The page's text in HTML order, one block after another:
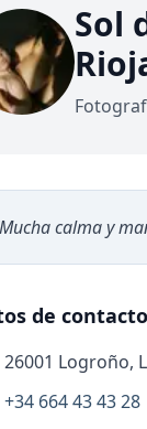
Sol
Mucha calma y
de contacto
26001 Logroño,
+34 664 43 43 28